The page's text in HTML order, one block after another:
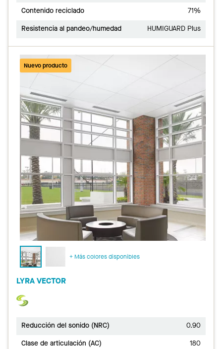
Contenido reciclado
71%
Resistencia al pandeo/humedad
HUMIGUARD Plus
Nuevo producto
+ Más colores disponibles
LYRA VECTOR
Reducción del sonido (NRC)
0.90
Clase de articulación (AC)
180